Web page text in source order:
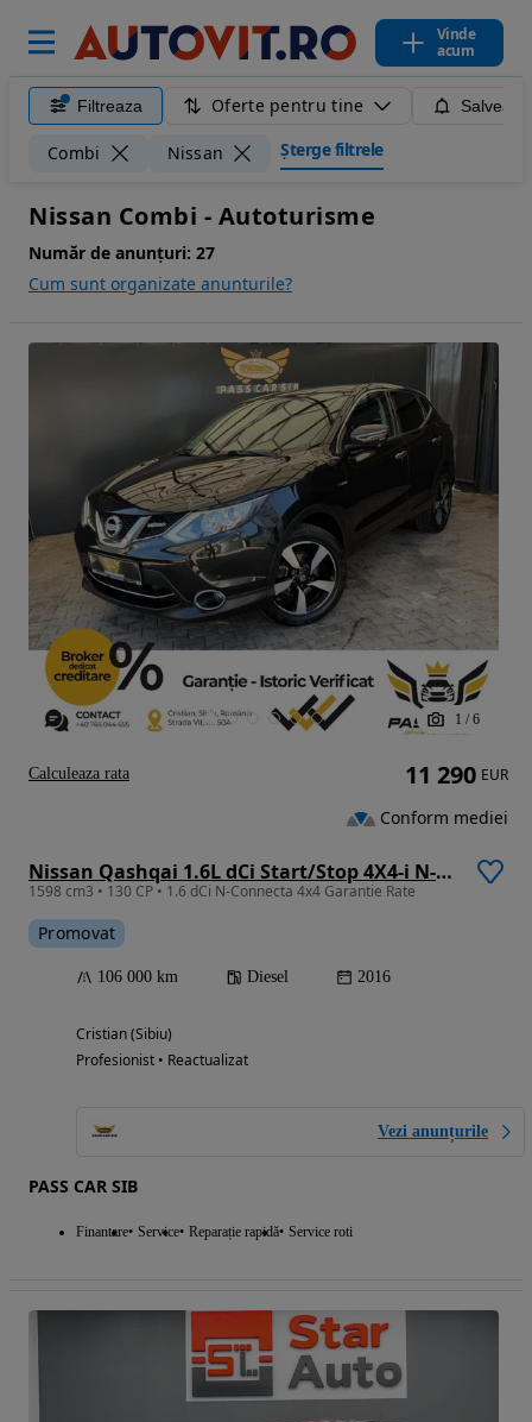
Vinde
acum
Filtreaza Oferte pentru tine
Combi Nissan Șterge filtrele
Nissan Combi - Autoturisme
Număr de anunțuri: 27
Cum sunt organizate anunturile?
1 / 6
Nissan Qashqai 1.6L dCi Start/Stop 4X4-i N-Connecta
1598 cm3 • 130 CP • 1.6 dCi N-Connecta 4x4 Garantie Rate
Promovat
106 000 km Diesel 2016
Cristian (Sibiu)
Profesionist • Reactualizat
Vezi anunțurile
PASS CAR SIB
Finantare Service Reparație rapidă Service roti
11 290 EUR
Conform mediei
Calculeaza rata